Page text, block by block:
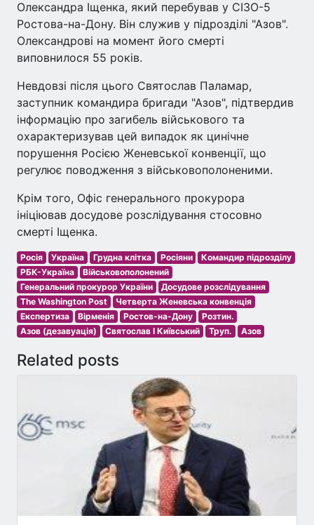
Олександра Іщенка, який перебував у СІЗО-5
Ростова-на-Дону. Він служив у підрозділі "Азов".
Олександрові на момент його смерті
виповнилося 55 років.
Невдовзі після цього Святослав Паламар,
заступник командира бригади "Азов", підтвердив
інформацію про загибель військового та
охарактеризував цей випадок як цинічне
порушення Росією Женевської конвенції, що
регулює поводження з військовополоненими.
Крім того, Офіс генерального прокурора
ініціював досудове розслідування стосовно
смерті Іщенка.
Росія Україна Грудна клітка Росіяни
Командир підрозділу
РБК-Україна
Військовополонений
Генеральний прокурор України
Досудове розслідування
The Washington Post
Четверта Женевська конвенція
Експертиза
Вірменія Ростов-на-Дону
Розтин.
Азов (дезавуація)
Святослав I Київський Труп. Азов
Related posts